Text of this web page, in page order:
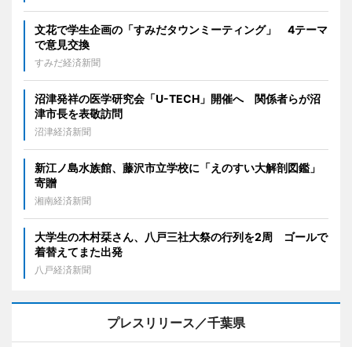
文花で学生企画の「すみだタウンミーティング」 4テーマ
で意見交換
すみだ経済新聞
沼津発祥の医学研究会「U-TECH」開催へ 関係者らが沼
津市長を表敬訪問
沼津経済新聞
新江ノ島水族館、藤沢市立学校に「えのすい大解剖図鑑」
寄贈
湘南経済新聞
大学生の木村栞さん、八戸三社大祭の行列を2周 ゴールで
着替えてまた出発
八戸経済新聞
プレスリリース／千葉県